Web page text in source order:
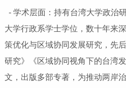
- 学术层面：持有台湾大学政治
大学行政系学士学位，数十年来
策优化与区域协同发展研究，先
研究》《区域协同视角下的台湾
文，出版多部专著，为推动两岸